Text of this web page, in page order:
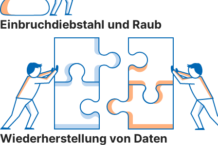
Einbruchdiebstahl und Raub
Wiederherstellung von Daten